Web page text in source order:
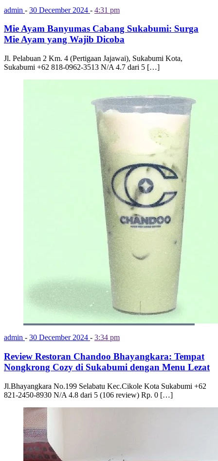
admin - 30 December 2024 - 4:31 pm
Mie Ayam Banyumas Cabang Sukabumi: Surga
Mie Ayam yang Wajib Dicoba
Jl. Pelabuan 2 Km. 4 (Pertigaan Jajawai), Sukabumi Kota,
Sukabumi +62 818-0962-3513 N/A 4.7 dari 5 […]
admin - 30 December 2024 - 3:34 pm
Review Restoran Chandoo Bhayangkara: Tempat
Nongkrong Cozy di Sukabumi dengan Menu Lezat
Jl.Bhayangkara No.199 Selabatu Kec.Cikole Kota Sukabumi +62
821-2450-8930 N/A 4.8 dari 5 (106 review) Rp. 0 […]